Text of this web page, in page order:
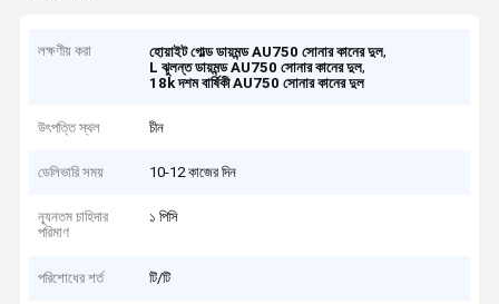
লক্ষণীয় করা হোয়াইট গোল্ড ডায়মন্ড AU750 সোনার কানের দুল,
L ঝুলন্ত ডায়মন্ড AU750 সোনার কানের দুল,
18k দশম বার্ষিকী AU750 সোনার কানের দুল
উৎপত্তি স্থল চীন
ডেলিভারি সময় 10-12 কাজের দিন
ন্যূনতম চাহিদার
পরিমাণ
১ পিসি
পরিশোধের শর্ত টি/টি